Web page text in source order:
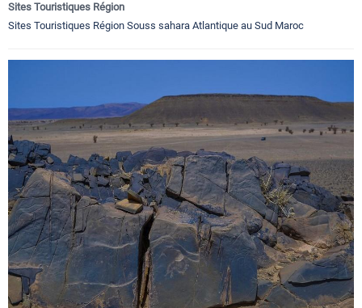
Sites Touristiques Région
Sites Touristiques Région Souss sahara Atlantique au Sud Maroc